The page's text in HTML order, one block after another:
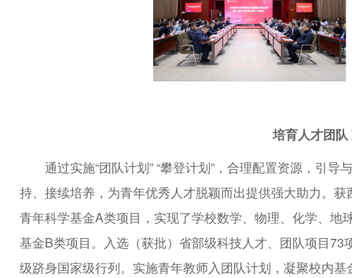
培育人才团
通过实施“团队计划” “攀登计划”，合理配置资源，引
持、接续培养，为青年优秀人才脱颖而出提供强大助力。
青年科学基金A类项目，实现了学校数学、物理、化学、
基金B类项目。入选（获批）省部级科技人才、团队项目
级跻身国家级行列。实施青年教师入团队计划，凝聚校内